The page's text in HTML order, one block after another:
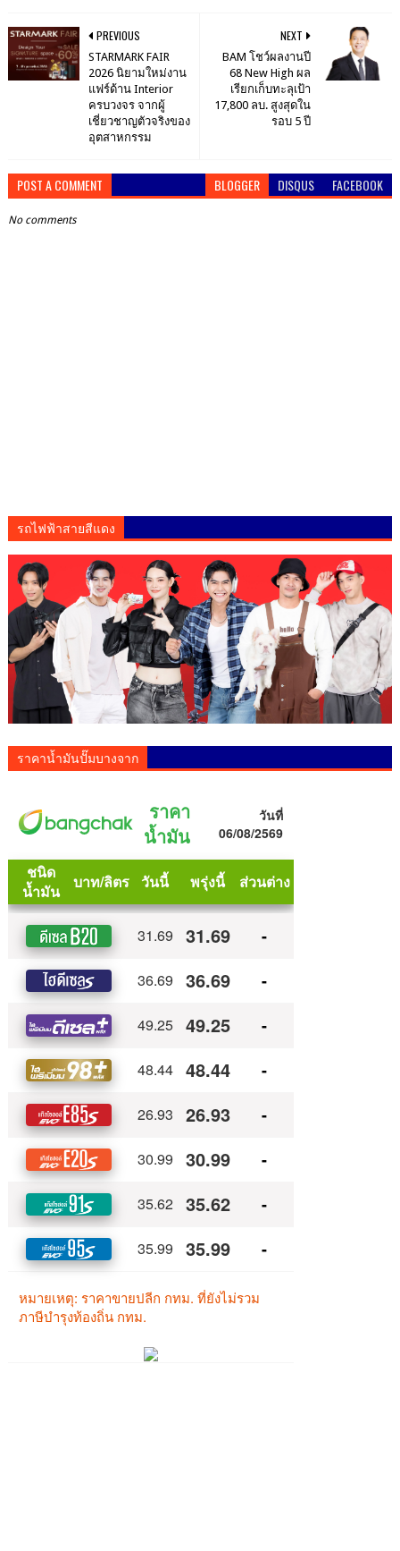
NEXT
BAM โชว์ผลงานปี
68 New High ผล
เรียกเก็บทะลุเป้า
17,800 ลบ. สูงสุดใน
รอบ 5 ปี
PREVIOUS
STARMARK FAIR
2026 นิยามใหม่งาน
แฟร์ด้าน Interior
ครบวงจร จากผู้
เชี่ยวชาญตัวจริงของ
อุตสาหกรรม
POST A COMMENT BLOGGER DISQUS FACEBOOK
No comments
รถไฟฟ้าสายสีแดง
ราคาน้ำมันปั๊มบางจาก